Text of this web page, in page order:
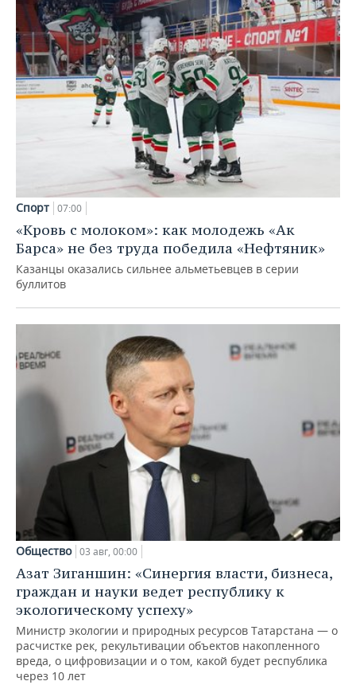
Спорт 07:00
«Кровь с молоком»: как молодежь «Ак
Барса» не без труда победила «Нефтяник»
Казанцы оказались сильнее альметьевцев в серии
буллитов
Общество 03 авг, 00:00
Азат Зиганшин: «Синергия власти, бизнеса,
граждан и науки ведет республику к
экологическому успеху»
Министр экологии и природных ресурсов Татарстана — о
расчистке рек, рекультивации объектов накопленного
вреда, о цифровизации и о том, какой будет республика
через 10 лет